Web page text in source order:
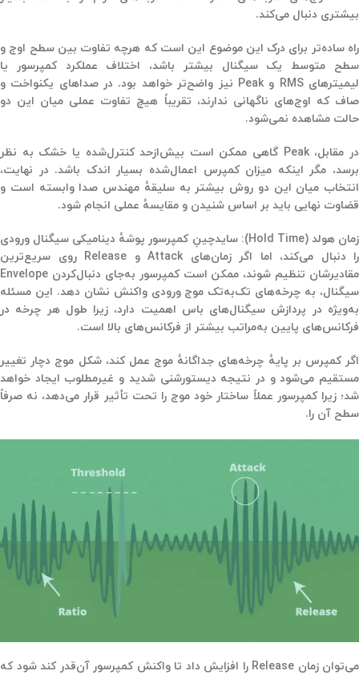
بیشتری دنبال می‌کند.
راه ساده‌تر برای درک این موضوع این است که هرچه تفاوت بین سطح اوج و
سطح متوسط یک سیگنال بیشتر باشد، اختلاف عملکرد کمپرسور یا
لیمیترهای RMS و Peak نیز واضح‌تر خواهد بود. در صداهای یکنواخت و
صاف که اوج‌های ناگهانی ندارند، تقریباً هیچ تفاوت عملی میان این دو
حالت مشاهده نمی‌شود.
در مقابل، Peak گاهی ممکن است بیش‌ازحد کنترل‌شده یا خشک به نظر
برسد، مگر اینکه میزان کمپرس اعمال‌شده بسیار اندک باشد. در نهایت،
انتخاب میان این دو روش بیشتر بهسلیقهٔ مهندس صدا وابسته است و
قضاوت نهایی باید بر اساس شنیدن و مقایسهٔ عملی انجام شود.
زمان هولد (Hold Time):
سایدچینِ کمپرسور پوشهٔ دینامیکی سیگنال ورودی
را دنبال می‌کند، اما اگر زمان‌هایAttack و Release روی سریع‌ترین
مقادیرشان تنظیم شوند، ممکن است کمپرسور به‌جای دنبال‌کردن Envelope
سیگنال، به چرخه‌های تک‌به‌تک موج ورودی واکنش نشان دهد. این مسئله
به‌ویژه در پردازش سیگنال‌های باس اهمیت دارد، زیرا طول هر چرخه در
فرکانس‌های پایین به‌مراتب بیشتر از فرکانس‌های بالا است.
اگر کمپرس بر پایهٔ چرخه‌های جداگانهٔ موج عمل کند، شکل موج دچار تغییر
مستقیم می‌شود و در نتیجه دیستورشنی شدید و غیرمطلوب ایجاد خواهد
شد؛ زیرا کمپرسور عملاً ساختار خود موج را تحت تأثیر قرار می‌دهد، نه صرفاً
سطح آن را.
می‌توان زمان Release را افزایش داد تا واکنش کمپرسور آن‌قدر کند شود که